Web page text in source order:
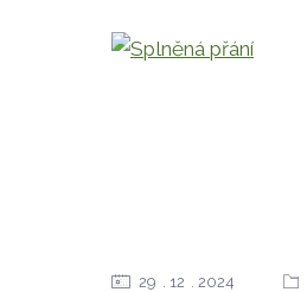
29 12 2024